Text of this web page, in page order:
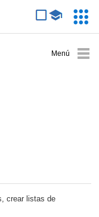
crear listas de